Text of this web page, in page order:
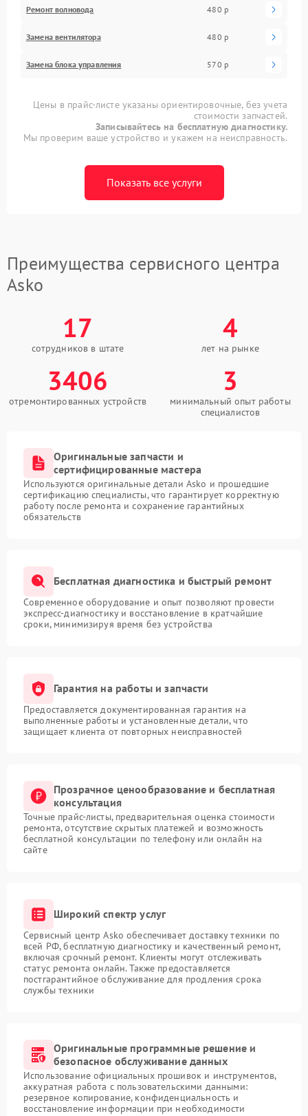
Ремонт волновода 480 р
Замена вентилятора 480 р
Замена блока управления 570 р
Цены в прайс-листе указаны ориентировочные, без учета
стоимости запчастей.
Записывайтесь на бесплатную диагностику.
Мы проверим ваше устройство и укажем на неисправность.
Показать все услуги
Преимущества сервисного центра
Asko
17
сотрудников в штате
4
лет на рынке
3406
отремонтированных устройств
3
минимальный опыт работы
специалистов
Оригинальные запчасти и
сертифицированные мастера
Используются оригинальные детали Asko и прошедшие
сертификацию специалисты, что гарантирует корректную
работу после ремонта и сохранение гарантийных
обязательств
Бесплатная диагностика и быстрый ремонт
Современное оборудование и опыт позволяют провести
экспресс-диагностику и восстановление в кратчайшие
сроки, минимизируя время без устройства
Гарантия на работы и запчасти
Предоставляется документированная гарантия на
выполненные работы и установленные детали, что
защищает клиента от повторных неисправностей
Прозрачное ценообразование и бесплатная
консультация
Точные прайс-листы, предварительная оценка стоимости
ремонта, отсутствие скрытых платежей и возможность
бесплатной консультации по телефону или онлайн на
сайте
Широкий спектр услуг
Сервисный центр Asko обеспечивает доставку техники по
всей РФ, бесплатную диагностику и качественный ремонт,
включая срочный ремонт. Клиенты могут отслеживать
статус ремонта онлайн. Также предоставляется
постгарантийное обслуживание для продления срока
службы техники
Оригинальные программные решение и
безопасное обслуживание данных
Использование официальных прошивок и инструментов,
аккуратная работа с пользовательскими данными:
резервное копирование, конфиденциальность и
восстановление информации при необходимости